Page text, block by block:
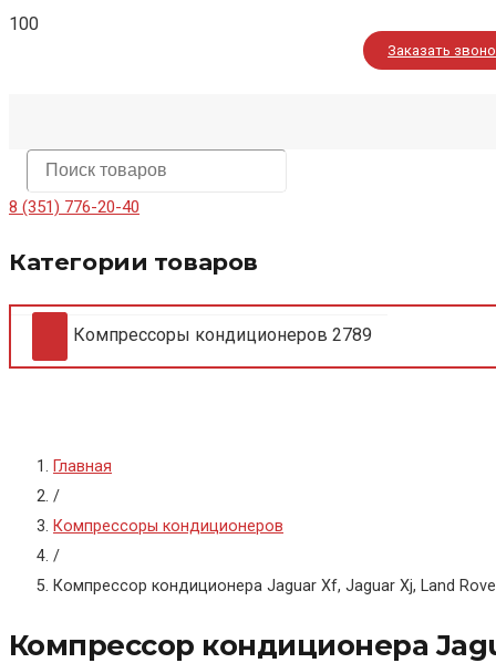
Заказать
8 (351) 776-20-40
Категории товаров
Компрессоры кондиционеров 2789
Главная
/
Компрессоры кондиционеров
/
Компрессор кондиционера Jaguar Xf, Jaguar Xj, Land
Компрессор кондиционера